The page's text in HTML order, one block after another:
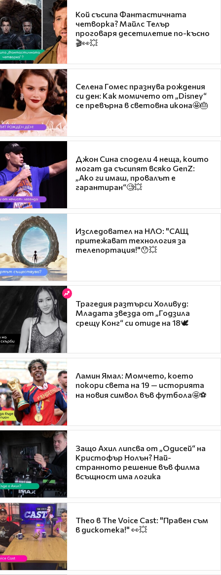
Кой съсипа Фантастичната
четворка? Майлс Телър
проговаря десетилетие по-късно
🎬👀💥
Селена Гомес празнува рождения
си ден: Как момичето от „Disney“
се превърна в световна икона🤩🎂
Джон Сина сподели 4 неща, които
могат да съсипят всяко GenZ:
„Ако ги имаш, провалът е
гарантиран“🧐💥
Изследовател на НЛО: "САЩ
притежават технология за
телепортация!"😯💥
Трагедия разтърси Холивуд:
Младата звезда от „Годзила
срещу Конг“ си отиде на 18🕊️
Ламин Ямал: Момчето, което
покори света на 19 — историята
на новия символ във футбола🤩⚽
Защо Ахил липсва от „Одисей“ на
Кристофър Нолън? Най-
странното решение във филма
всъщност има логика
Theo в The Voice Cast: "Правен съм
в дискотека!" 👀💥